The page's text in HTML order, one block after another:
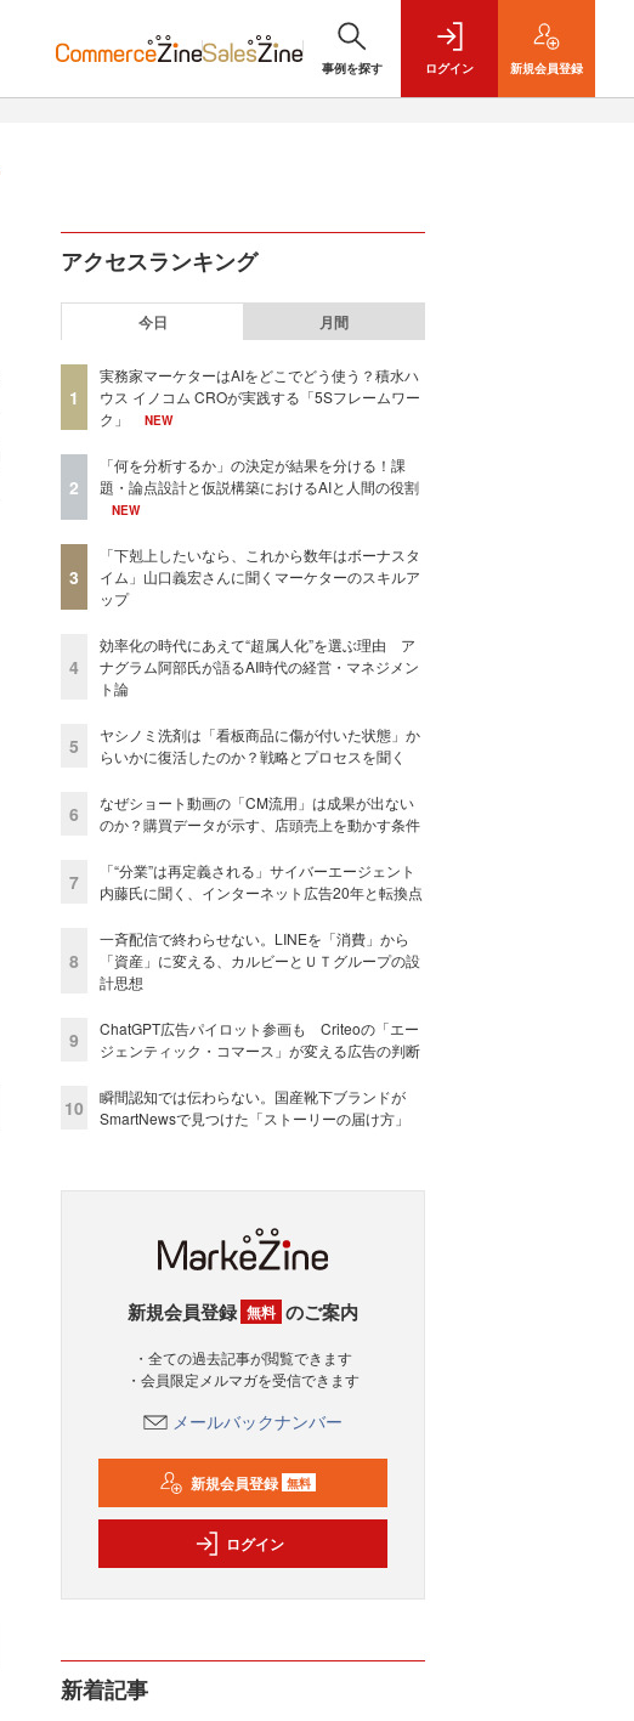
事例を探す ログイン 新規会員登録
アクセスランキング
今日 月間
1
実務家マーケターはAIをどこでどう使う？積水ハ
ウス イノコム CROが実践する「5Sフレームワー
ク」
NEW
2
「何を分析するか」の決定が結果を分ける！課
題・論点設計と仮説構築におけるAIと人間の役割
NEW
3
「下剋上したいなら、これから数年はボーナスタ
イム」山口義宏さんに聞くマーケターのスキルア
ップ
4
効率化の時代にあえて“超属人化”を選ぶ理由 ア
ナグラム阿部氏が語るAI時代の経営・マネジメン
ト論
5
ヤシノミ洗剤は「看板商品に傷が付いた状態」か
らいかに復活したのか？戦略とプロセスを聞く
6
なぜショート動画の「CM流用」は成果が出ない
のか？購買データが示す、店頭売上を動かす条件
7
「“分業”は再定義される」サイバーエージェント
内藤氏に聞く、インターネット広告20年と転換点
8
一斉配信で終わらせない。LINEを「消費」から
「資産」に変える、カルビーとＵＴグループの設
計思想
9
ChatGPT広告パイロット参画も Criteoの「エー
ジェンティック・コマース」が変える広告の判断
10
瞬間認知では伝わらない。国産靴下ブランドが
SmartNewsで見つけた「ストーリーの届け方」
新規会員登録 無料 のご案内
・全ての過去記事が閲覧できます
・会員限定メルマガを受信できます
メールバックナンバー
新規会員登録 無料
ログイン
新着記事